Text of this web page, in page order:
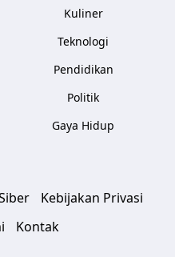
Kuliner
Teknologi
Pendidikan
Politik
Gaya Hidup
Kebijakan Privasi
Kontak